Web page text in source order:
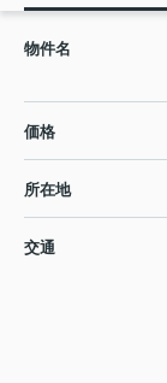
物件名
価格
所在地
交通